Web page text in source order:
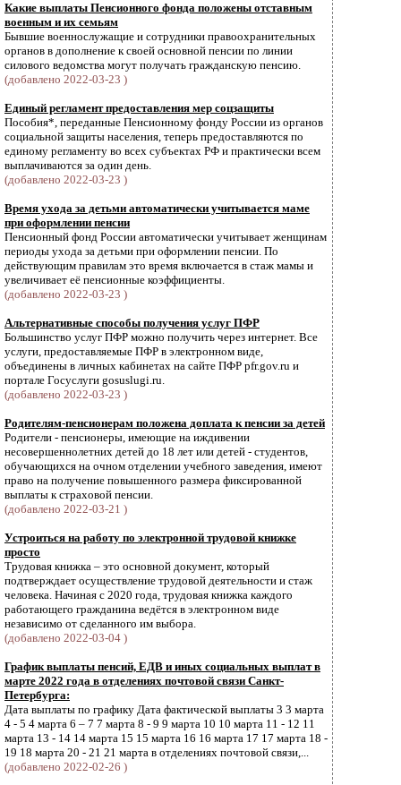
Какие выплаты Пенсионного фонда положены отставным
военным и их семьям
Бывшие военнослужащие и сотрудники правоохранительных
органов в дополнение к своей основной пенсии по линии
силового ведомства могут получать гражданскую пенсию.
(добавлено 2022-03-23 )
Единый регламент предоставления мер соцзащиты
Пособия*, переданные Пенсионному фонду России из органов
социальной защиты населения, теперь предоставляются по
единому регламенту во всех субъектах РФ и практически всем
выплачиваются за один день.
(добавлено 2022-03-23 )
Время ухода за детьми автоматически учитывается маме
при оформлении пенсии
Пенсионный фонд России автоматически учитывает женщинам
периоды ухода за детьми при оформлении пенсии. По
действующим правилам это время включается в стаж мамы и
увеличивает её пенсионные коэффициенты.
(добавлено 2022-03-23 )
Альтернативные способы получения услуг ПФР
Большинство услуг ПФР можно получить через интернет. Все
услуги, предоставляемые ПФР в электронном виде,
объединены в личных кабинетах на сайте ПФР pfr.gov.ru и
портале Госуслуги gosuslugi.ru.
(добавлено 2022-03-23 )
Родителям-пенсионерам положена доплата к пенсии за детей
Родители - пенсионеры, имеющие на иждивении
несовершеннолетних детей до 18 лет или детей - студентов,
обучающихся на очном отделении учебного заведения, имеют
право на получение повышенного размера фиксированной
выплаты к страховой пенсии.
(добавлено 2022-03-21 )
Устроиться на работу по электронной трудовой книжке
просто
Трудовая книжка – это основной документ, который
подтверждает осуществление трудовой деятельности и стаж
человека. Начиная с 2020 года, трудовая книжка каждого
работающего гражданина ведётся в электронном виде
независимо от сделанного им выбора.
(добавлено 2022-03-04 )
График выплаты пенсий, ЕДВ и иных социальных выплат в
марте 2022 года в отделениях почтовой связи Санкт-
Петербурга:
Дата выплаты по графику Дата фактической выплаты 3 3 марта
4 - 5 4 марта 6 – 7 7 марта 8 - 9 9 марта 10 10 марта 11 - 12 11
марта 13 - 14 14 марта 15 15 марта 16 16 марта 17 17 марта 18 -
19 18 марта 20 - 21 21 марта в отделениях почтовой связи,...
(добавлено 2022-02-26 )